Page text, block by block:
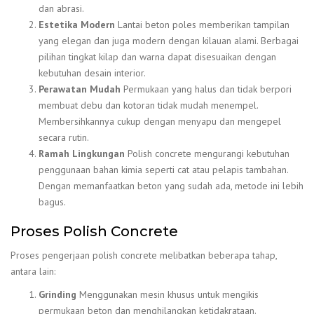
dan abrasi.
Estetika Modern Lantai beton poles memberikan tampilan
yang elegan dan juga modern dengan kilauan alami. Berbagai
pilihan tingkat kilap dan warna dapat disesuaikan dengan
kebutuhan desain interior.
Perawatan Mudah Permukaan yang halus dan tidak berpori
membuat debu dan kotoran tidak mudah menempel.
Membersihkannya cukup dengan menyapu dan mengepel
secara rutin.
Ramah Lingkungan Polish concrete mengurangi kebutuhan
penggunaan bahan kimia seperti cat atau pelapis tambahan.
Dengan memanfaatkan beton yang sudah ada, metode ini lebih
bagus.
Proses Polish Concrete
Proses pengerjaan polish concrete melibatkan beberapa tahap,
antara lain:
Grinding Menggunakan mesin khusus untuk mengikis
permukaan beton dan menghilangkan ketidakrataan.